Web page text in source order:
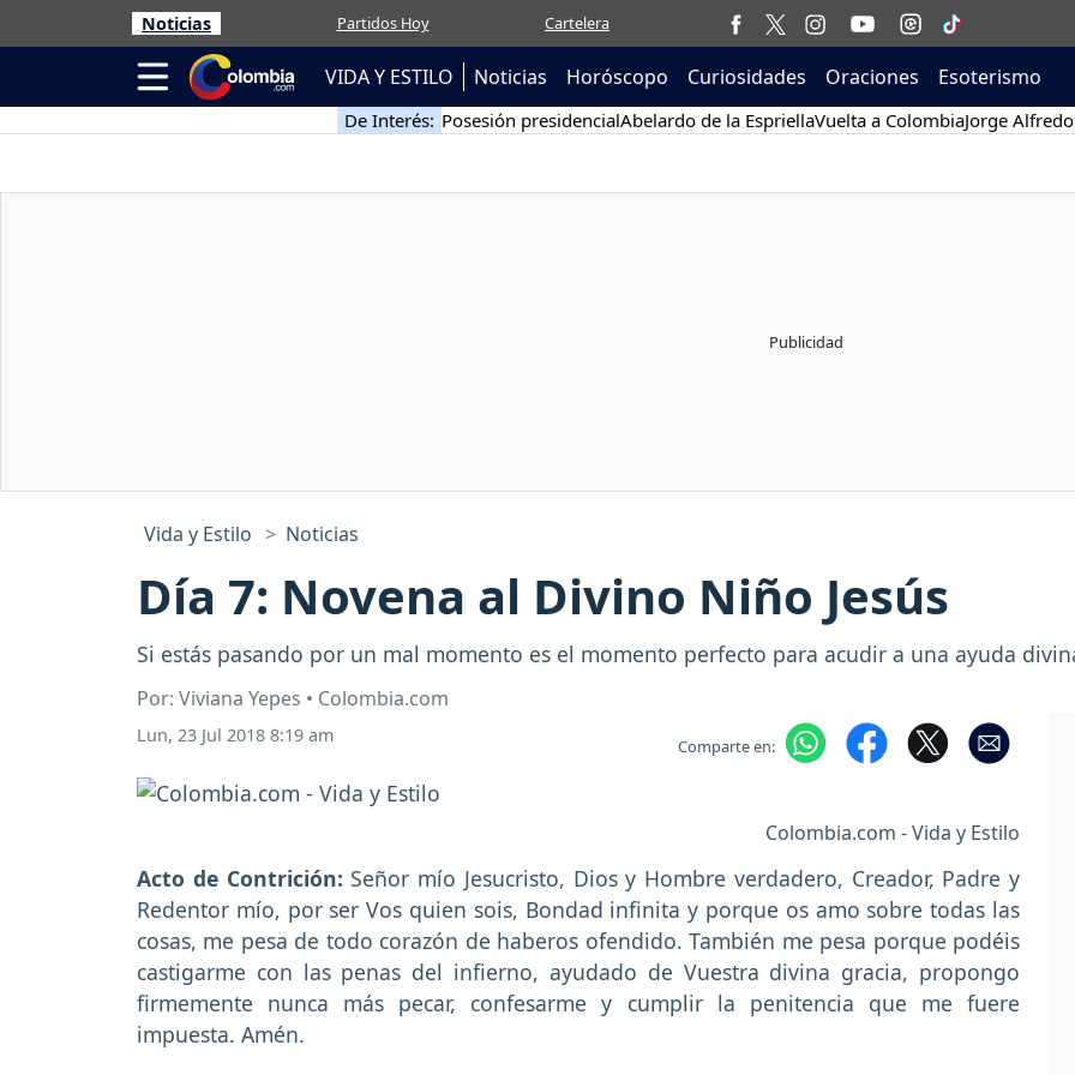
Noticias Partidos Hoy Cartelera
VIDA Y ESTILO Noticias Horóscopo Curiosidades Oraciones Esoterismo
De Interés: Posesión presidencialAbelardo de la EspriellaVuelta a ColombiaJorge
Vida y Estilo Noticias
Día 7: Novena al Divino Niño Jesús
Si estás pasando por un mal momento es el momento perfecto para acudir a una ayuda
Por: Viviana Yepes • Colombia.com
Lun, 23 Jul 2018 8:19 am Comparte en:
Colombia.com - Vida y Estilo
Acto de Contrición: Señor mío Jesucristo, Dios y Hombre verdadero, Creador, Padre y
Redentor mío, por ser Vos quien sois, Bondad infinita y porque os amo sobre todas las
cosas, me pesa de todo corazón de haberos ofendido. También me pesa porque podéis
castigarme con las penas del infierno, ayudado de Vuestra divina gracia, propongo
firmemente nunca más pecar, confesarme y cumplir la penitencia que me fuere
impuesta. Amén.